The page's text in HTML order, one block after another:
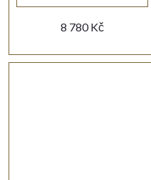
8 780 Kč